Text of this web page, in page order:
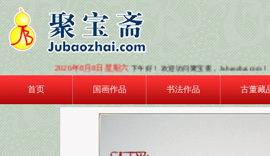
2026年8月8日 星期六 下午好！ 欢迎访问聚宝斋，
首页 国画作品 书法作品 古董藏